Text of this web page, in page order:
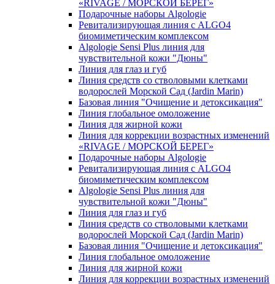
«RIVAGE / МОРСКОЙ БЕРЕГ»
Подарочные наборы Algologie
Ревитализирующая линия с ALGO4
биомиметическим комплексом
Algologie Sensi Plus линия для
чувcтвительной кожи "Дюны"
Линия для глаз и губ
Линия средств со стволовыми клетками
водорослей Морской Сад (Jardin Marin)
Базовая линия "Очищение и детоксикация"
Линия глобальное омоложение
Линия для жирной кожи
Линия для коррекции возрастных изменений
«RIVAGE / МОРСКОЙ БЕРЕГ»
Подарочные наборы Algologie
Ревитализирующая линия с ALGO4
биомиметическим комплексом
Algologie Sensi Plus линия для
чувcтвительной кожи "Дюны"
Линия для глаз и губ
Линия средств со стволовыми клетками
водорослей Морской Сад (Jardin Marin)
Базовая линия "Очищение и детоксикация"
Линия глобальное омоложение
Линия для жирной кожи
Линия для коррекции возрастных изменений